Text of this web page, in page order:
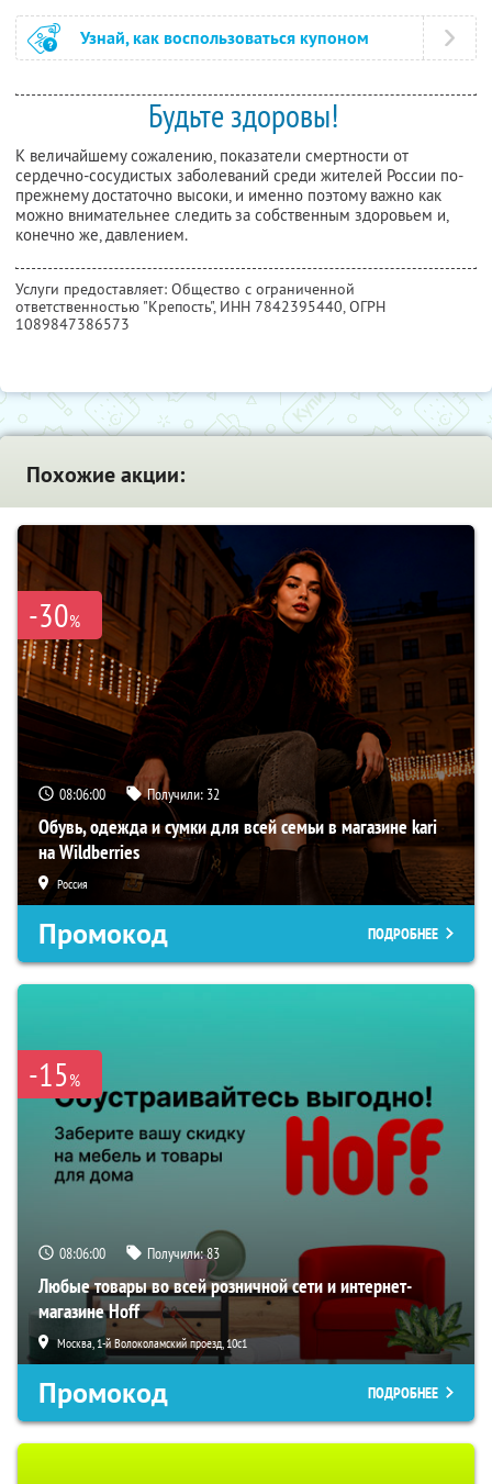
Узнай, как воспользоваться купоном
Будьте здоровы!
К величайшему сожалению, показатели смертности от
сердечно-сосудистых заболеваний среди жителей России по-
прежнему достаточно высоки, и именно поэтому важно как
можно внимательнее следить за собственным здоровьем и,
конечно же, давлением.
Услуги предоставляет: Общество с ограниченной
ответственностью "Крепость", ИНН 7842395440, ОГРН
1089847386573
Похожие акции:
-30%
08:05:59 Получили: 32
Обувь, одежда и сумки для всей семьи в магазине kari
на Wildberries
Россия
Промокод ПОДРОБНЕЕ
-15%
08:05:59 Получили:83
Любые товары во всей розничной сети и интернет-
магазине Hoff
Москва, 1-й Волоколамский проезд, 10с1
Промокод ПОДРОБНЕЕ